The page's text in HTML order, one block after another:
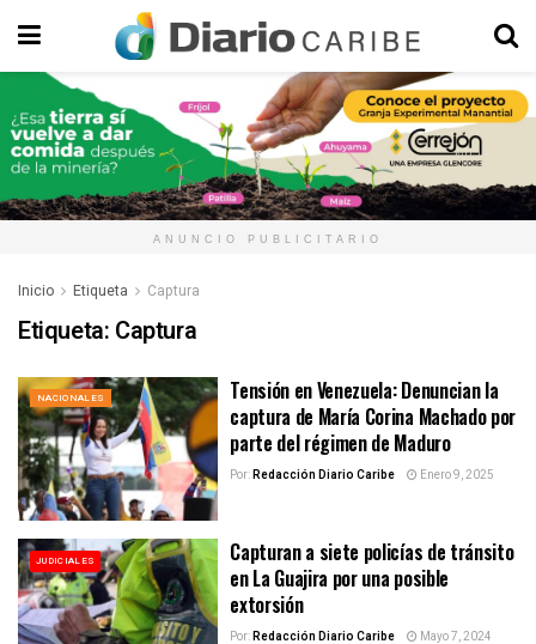
ANUNCIO PUBLICITARIO
Inicio Etiqueta Captura
Etiqueta: Captura
NACIONALES
Tensión en Venezuela: Denuncian la
captura de María Corina Machado por
parte del régimen de Maduro
Por:Redacción Diario Caribe Enero 9, 2025
JUDICIALES
Capturan a siete policías de tránsito
en La Guajira por una posible
extorsión
Por:Redacción Diario Caribe Mayo 7, 2024